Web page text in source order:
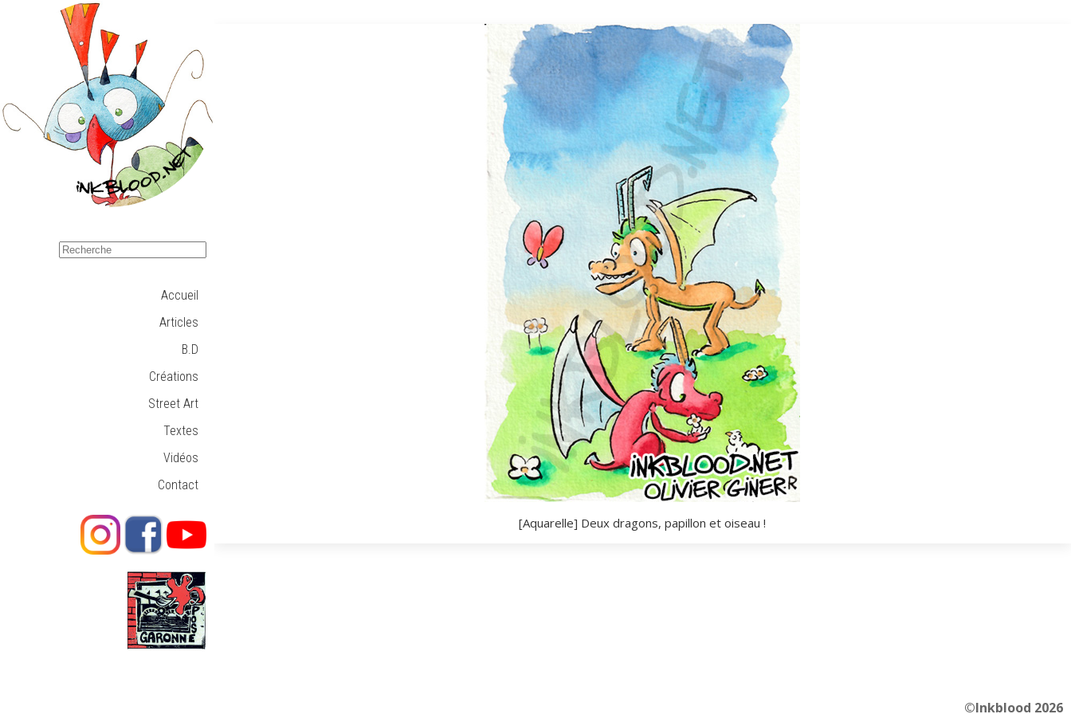
Accueil
Articles
B.D
Créations
Street Art
Textes
Vidéos
Contact
[Aquarelle] Deux dragons, papillon et oiseau !
©Inkblood 2026